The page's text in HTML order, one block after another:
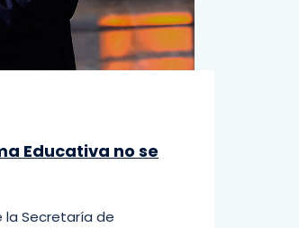
Educativa no se
la Secretaría de